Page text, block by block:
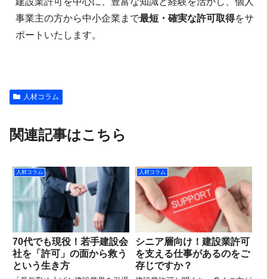
事業主の方から中小企業まで最短・確実な許可取得をサ
ポートいたします。
人材コラム
関連記事はこちら
人材コラム
70代でも現役！若手建設会
社を「許可」の面から救う
という生き方
人材コラム
シニア層向け！建設業許可
を支える仕事があるのをご
存じですか？